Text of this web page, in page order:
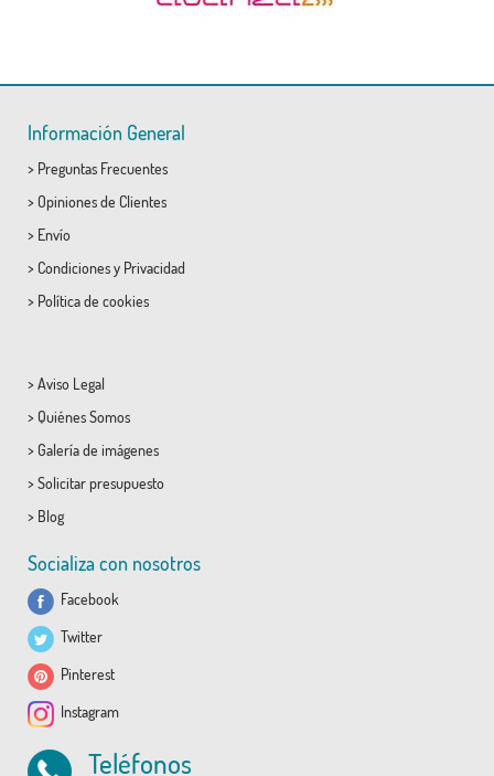
Información General
> Preguntas Frecuentes
> Opiniones de Clientes
> Envío
> Condicionesy Privacidad
> Política de cookies
> Aviso Legal
> Quiénes Somos
> Galería de imágenes
> Solicitar presupuesto
> Blog
Socializa con nosotros
Facebook
Twitter
Pinterest
Instagram
Teléfonos